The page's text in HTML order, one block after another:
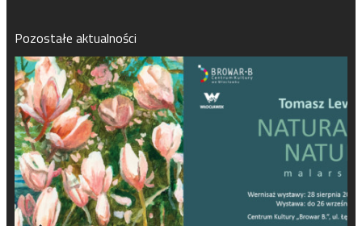
Pozostałe aktualności